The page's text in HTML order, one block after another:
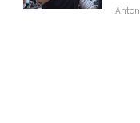
Anton